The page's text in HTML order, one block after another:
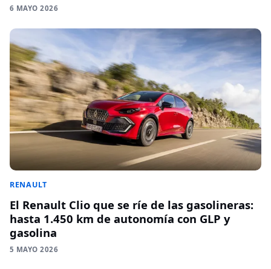
6 MAYO 2026
RENAULT
El Renault Clio que se ríe de las gasolineras:
hasta 1.450 km de autonomía con GLP y
gasolina
5 MAYO 2026